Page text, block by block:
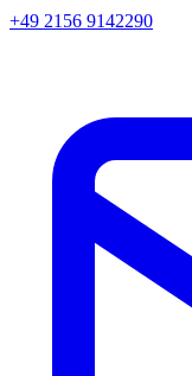
+49 2156 9142290